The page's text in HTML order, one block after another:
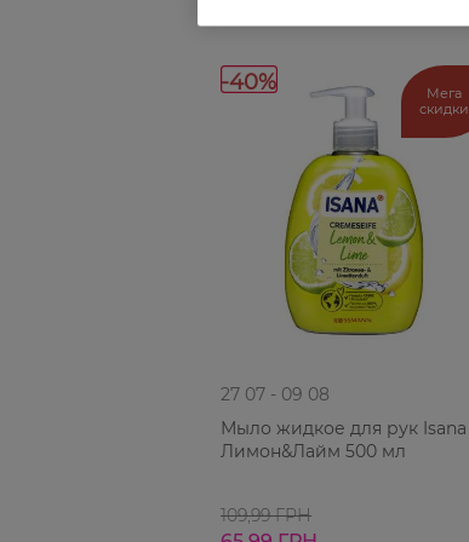
-40%
Мега
скидки
27 07 - 09 08
Мыло жидкое для рук Isana
Лимон&Лайм 500 мл
109,99 ГРН